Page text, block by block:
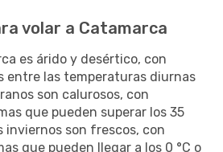
volar a Catamarca
es árido y desértico, con
entre las temperaturas diurnas
son calurosos, con
que pueden superar los 35
inviernos son frescos, con
que pueden llegar a los 0 °C o